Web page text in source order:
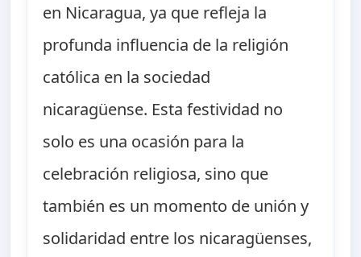
en Nicaragua, ya que refleja la
profunda influencia de la religión
católica en la sociedad
nicaragüense. Esta festividad no
solo es una ocasión para la
celebración religiosa, sino que
también es un momento de unión y
solidaridad entre los nicaragüenses,